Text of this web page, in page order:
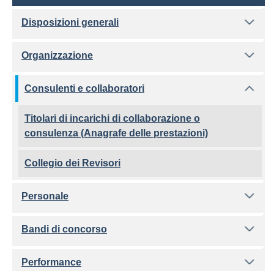
Disposizioni generali
Organizzazione
Consulenti e collaboratori
Titolari di incarichi di collaborazione o
consulenza (Anagrafe delle prestazioni)
Collegio dei Revisori
Personale
Bandi di concorso
Performance